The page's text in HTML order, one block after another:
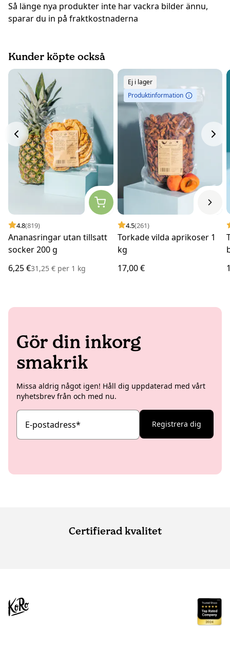
Så länge nya produkter inte har vackra bilder ännu,
sparar du in på fraktkostnaderna
Kunder köpte också
4.8(819)
Ananasringar utan tillsatt
socker 200 g
6,25 €31,25 € per 1 kg
Ej i lager
Produktinformation
4.5(261)
Torkade vilda aprikoser 1
kg
17,00 €
Gör din inkorg
smakrik
Missa aldrig något igen! Håll dig uppdaterad med vårt
nyhetsbrev från och med nu.
E-postadress* Registrera dig
Certifierad kvalitet